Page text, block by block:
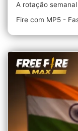
A rotação
Fire com MP5 -